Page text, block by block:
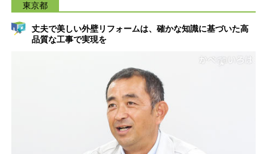
東京都
丈夫で美しい外壁リフォームは、確かな知識に基づいた高
品質な工事で実現を